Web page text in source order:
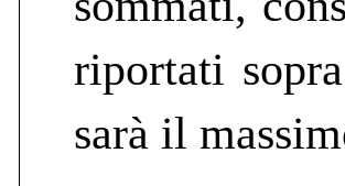
riportati
sarà il